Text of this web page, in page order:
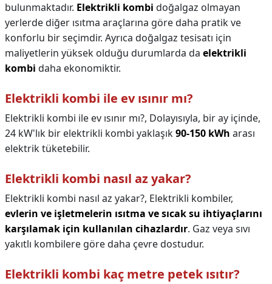
bulunmaktadır. Elektrikli kombi doğalgaz olmayan
yerlerde diğer ısıtma araçlarına göre daha pratik ve
konforlu bir seçimdir. Ayrıca doğalgaz tesisatı için
maliyetlerin yüksek olduğu durumlarda da elektrikli
kombi daha ekonomiktir.
Elektrikli kombi ile ev ısınır mı?
Elektrikli kombi ile ev ısınır mı?, Dolayısıyla, bir ay içinde,
24 kW'lık bir elektrikli kombi yaklaşık90-150 kWh arası
elektrik tüketebilir.
Elektrikli kombi nasıl az yakar?
Elektrikli kombi nasıl az yakar?, Elektrikli kombiler,
evlerin ve işletmelerin ısıtma ve sıcak su ihtiyaçlarını
karşılamak için kullanılan cihazlardır. Gaz veya sıvı
yakıtlı kombilere göre daha çevre dostudur.
Elektrikli kombi kaç metre petek ısıtır?